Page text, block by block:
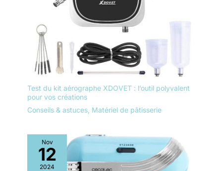
Test du kit aérographe XDOVET : l’outil polyvalent
pour vos créations
Conseils & astuces Matériel de pâtisserie
Nov
12
2024